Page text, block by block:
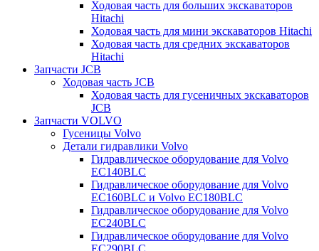
Ходовая часть для больших экскаваторов
Hitachi
Ходовая часть для мини экскаваторов Hitachi
Ходовая часть для средних экскаваторов
Hitachi
Запчасти JCB
Ходовая часть JCB
Ходовая часть для гусеничных экскаваторов
JCB
Запчасти VOLVO
Гусеницы Volvo
Детали гидравлики Volvo
Гидравлическое оборудование для Volvo
EC140BLC
Гидравлическое оборудование для Volvo
EC160BLC и Volvo EC180BLC
Гидравлическое оборудование для Volvo
EC240BLC
Гидравлическое оборудование для Volvo
EC290BLC